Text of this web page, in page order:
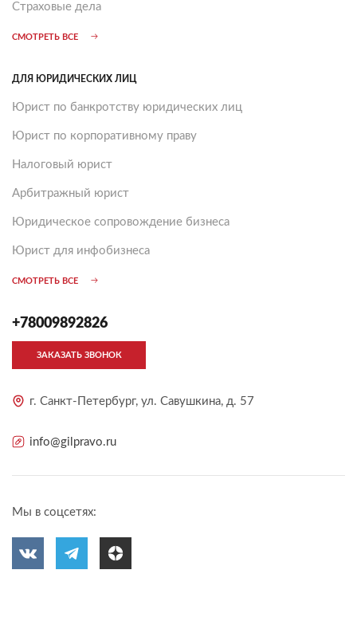
Страховые дела
СМОТРЕТЬ ВСЕ
ДЛЯ ЮРИДИЧЕСКИХ ЛИЦ
Юрист по банкротству юридических лиц
Юрист по корпоративному праву
Налоговый юрист
Арбитражный юрист
Юридическое сопровождение бизнеса
Юрист для инфобизнеса
СМОТРЕТЬ ВСЕ
+78009892826
ЗАКАЗАТЬ ЗВОНОК
г. Санкт-Петербург, ул. Савушкина, д. 57
info@gilpravo.ru
Мы в соцсетях: